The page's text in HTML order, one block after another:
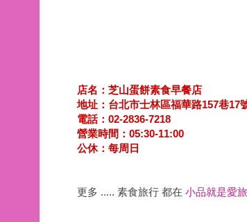
店名：芝山蛋餅素食早餐店
地址：台北市士林區福華路157巷17
電話：02-2836-7218
營業時間：05:30-11:00
公休：每周日
更多 ..... 素食旅行 都在 小品就是愛